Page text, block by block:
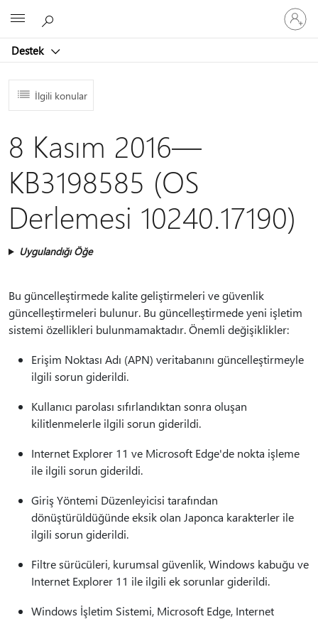
Destek
oturum
açın
İlgili konular
8 Kasım 2016—
KB3198585 (OS
Derlemesi 10240.17190)
Uygulandığı Öğe
Bu güncelleştirmede kalite geliştirmeleri ve güvenlik
güncelleştirmeleri bulunur. Bu güncelleştirmede yeni işletim
sistemi özellikleri bulunmamaktadır. Önemli değişiklikler:
Erişim Noktası Adı (APN) veritabanını güncelleştirmeyle
ilgili sorun giderildi.
Kullanıcı parolası sıfırlandıktan sonra oluşan
kilitlenmelerle ilgili sorun giderildi.
Internet Explorer 11 ve Microsoft Edge'de nokta işleme
ile ilgili sorun giderildi.
Giriş Yöntemi Düzenleyicisi tarafından
dönüştürüldüğünde eksik olan Japonca karakterler ile
ilgili sorun giderildi.
Filtre sürücüleri, kurumsal güvenlik, Windows kabuğu ve
Internet Explorer 11 ile ilgili ek sorunlar giderildi.
Windows İşletim Sistemi, Microsoft Edge, Internet